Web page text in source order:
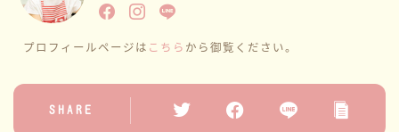
プロフィールページは こちら から御覧ください。
SHARE